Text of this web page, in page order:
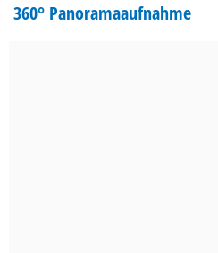
360° Panoramaaufnahme